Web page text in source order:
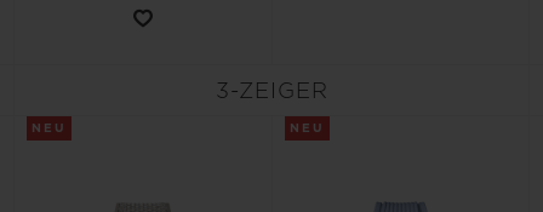
3-ZEIGER
NEU NEU